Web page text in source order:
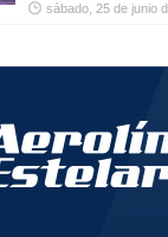
sábado, 25 de junio